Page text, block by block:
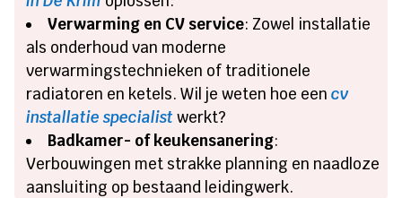
Verwarming en CV service: Zowel installatie
als onderhoud van moderne
verwarmingstechnieken of traditionele
radiatoren en ketels. Wil je weten hoe eencv
installatie specialist werkt?
Badkamer- of keukensanering:
Verbouwingen met strakke planning en naadloze
aansluiting op bestaand leidingwerk.